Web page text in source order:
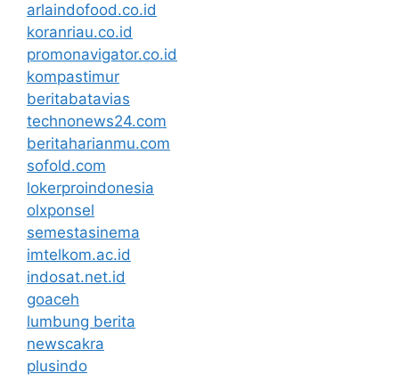
arlaindofood.co.id
koranriau.co.id
promonavigator.co.id
kompastimur
beritabatavias
technonews24.com
beritaharianmu.com
sofold.com
lokerproindonesia
olxponsel
semestasinema
imtelkom.ac.id
indosat.net.id
goaceh
lumbung berita
newscakra
plusindo